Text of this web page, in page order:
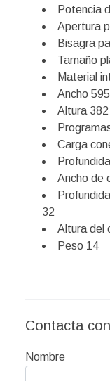
Potencia
Apertura
Bisagra
Tamaño
Material
Ancho 595
Altura 382
Carga
Ancho de
32
Altura del
Peso 14
Contacta
Nombre